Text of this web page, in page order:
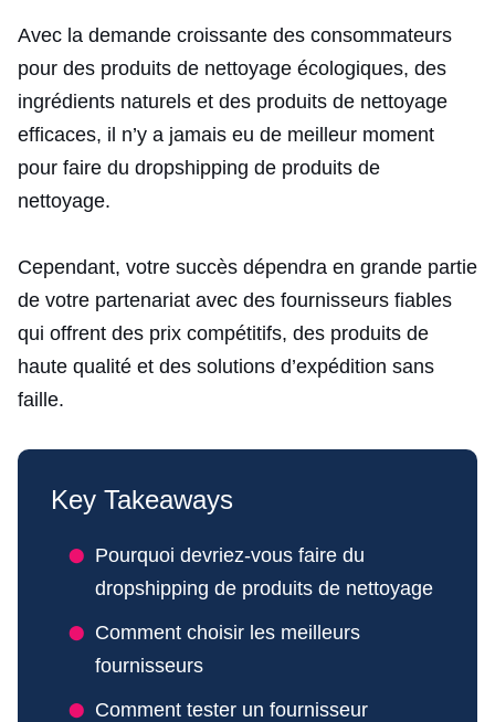
Avec la demande croissante des consommateurs
pour des produits de nettoyage écologiques, des
ingrédients naturels et des produits de nettoyage
efficaces, il n’y a jamais eu de meilleur moment
pour faire du dropshipping de produits de
nettoyage.
Cependant, votre succès dépendra en grande partie
de votre partenariat avec des fournisseurs fiables
qui offrent des prix compétitifs, des produits de
haute qualité et des solutions d’expédition sans
faille.
Key Takeaways
Pourquoi devriez-vous faire du
dropshipping de produits de nettoyage
Comment choisir les meilleurs
fournisseurs
Comment tester un fournisseur